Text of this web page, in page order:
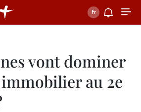
vont dominer
au 2e